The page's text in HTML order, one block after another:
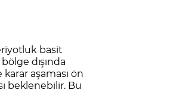
basit
dışında
aşaması ön
beklenebilir. Bu